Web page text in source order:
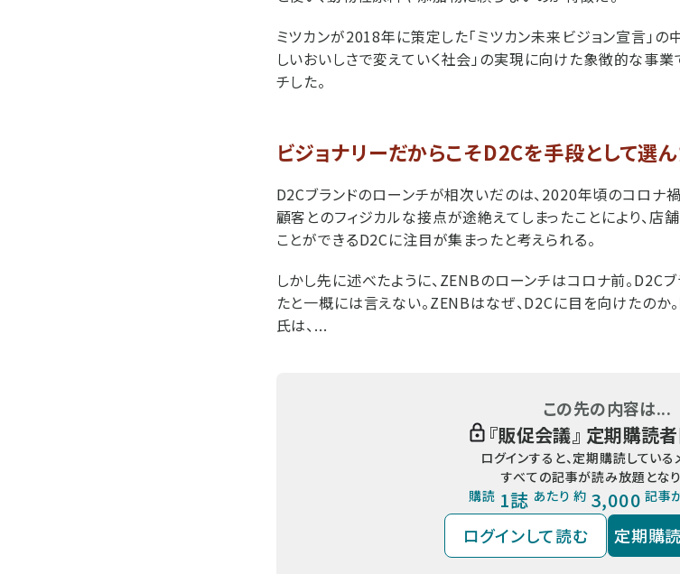
ミツカンが2018年に策定した「ミツカン未来ビジョン宣言」の
しいおいしさで変えていく社会」の実現に向けた象徴的な事業
チした。
ビジョナリーだからこそD2Cを手段として選
D2Cブランドのローンチが相次いだのは、2020年頃のコロナ
顧客とのフィジカルな接点が途絶えてしまったことにより、店
ことができるD2Cに注目が集まったと考えられる。
しかし先に述べたように、ZENBのローンチはコロナ前。D2C
たと一概には言えない。ZENBはなぜ、D2Cに目を向けたのか
氏は、...
この先の内容は...
『販促会議』 定期購読
ログインすると、定期購読している
すべての記事が読み放題となり
購読 1誌 あたり 約 3,000 記事
ログインして読む 定期購